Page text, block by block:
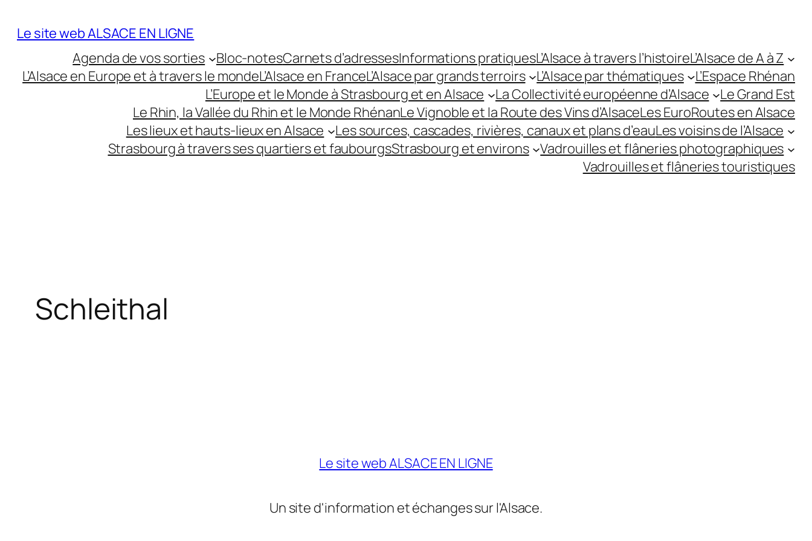
auLe site web ALSACE EN LIGNE
Agenda de vos sorties
Bloc-notesCarnets d’adressesInformations pratiquesL’Alsace à travers l’histoireL’Alsace de A à Z
L’Alsace en Europe et à travers le mondeL’Alsace en FranceL’Alsace par grands terroirs L’Alsace par thématiques
L’Espace Rhénan
L’Europe et le Monde à Strasbourg et en Alsace
La Collectivité européenne d’Alsace
Le Grand Est
Le Rhin, la Vallée du Rhin et le Monde RhénanLe Vignoble et la Route des Vins d’AlsaceLes EuroRoutes en Alsace
Les lieux et hauts-lieux en Alsace
Les sources, cascades, rivières, canaux et plans d’eauLes voisins de l’Alsace
Strasbourg à travers ses quartiers et faubourgsStrasbourg et environs
Vadrouilles et flâneries photographiques
Vadrouilles et flâneries touristiques
Schleithal
Le site web ALSACE EN LIGNE
Un site d'information et échanges sur l'Alsace.